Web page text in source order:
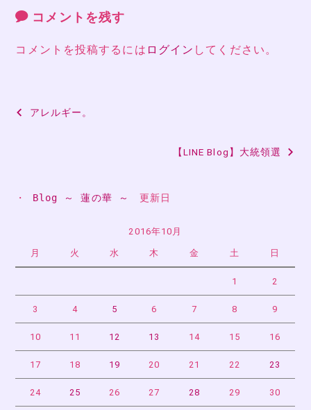
コメントを残す
コメントを投稿するには ログイン してください。
投
アレルギー。
【LINE Blog】大統領選
・ Blog ～ 蓮の華 ～ 更新日
2016年10月
月 火 水 木 金 土 日
1 2
3 4 5 6 7 8 9
10 11 12 13 14 15 16
17 18 19 20 21 22 23
24 25 26 27 28 29 30